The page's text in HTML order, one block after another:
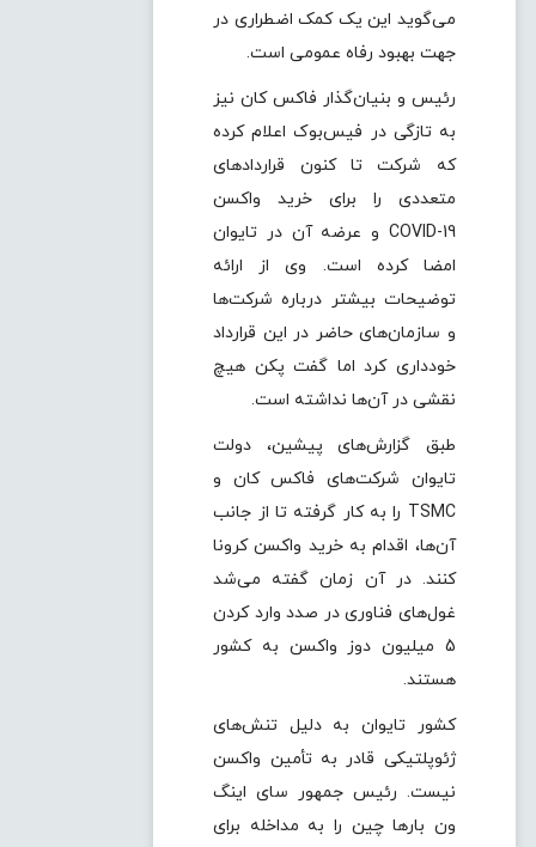
می‌گوید این یک کمک اضطراری در
جهت بهبود رفاه عمومی است.
رئیس و بنیان‌گذار فاکس کان نیز
به تازگی در فیس‌بوک اعلام کرده
که شرکت تا کنون قراردادهای
متعددی را برای خرید واکسن
COVID-19 و عرضه آن در تایوان
امضا کرده است. وی از ارائه
توضیحات بیشتر درباره شرکت‌ها
و سازمان‌های حاضر در این قرارداد
خودداری کرد اما گفت پکن هیچ
نقشی در آن‌ها نداشته است.
طبق گزارش‌های پیشین، دولت
تایوان شرکت‌های فاکس کان و
TSMC را به کار گرفته تا از جانب
آن‌ها، اقدام به خرید واکسن کرونا
کنند. در آن زمان گفته می‌شد
غول‌های فناوری در صدد وارد کردن
5 میلیون دوز واکسن به کشور
هستند.
کشور تایوان به دلیل تنش‌های
ژئوپلتیکی قادر به تأمین واکسن
نیست. رئیس جمهور سای اینگ
ون بارها چین را به مداخله برای